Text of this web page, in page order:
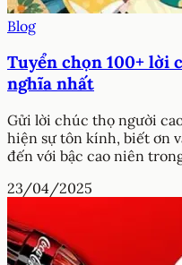
Blog
Tuyển chọn 100+ lời
nghĩa nhất
Gửi lời chúc thọ người
hiện sự tôn kính, biết ơn
đến với bậc cao niên
23/04/2025